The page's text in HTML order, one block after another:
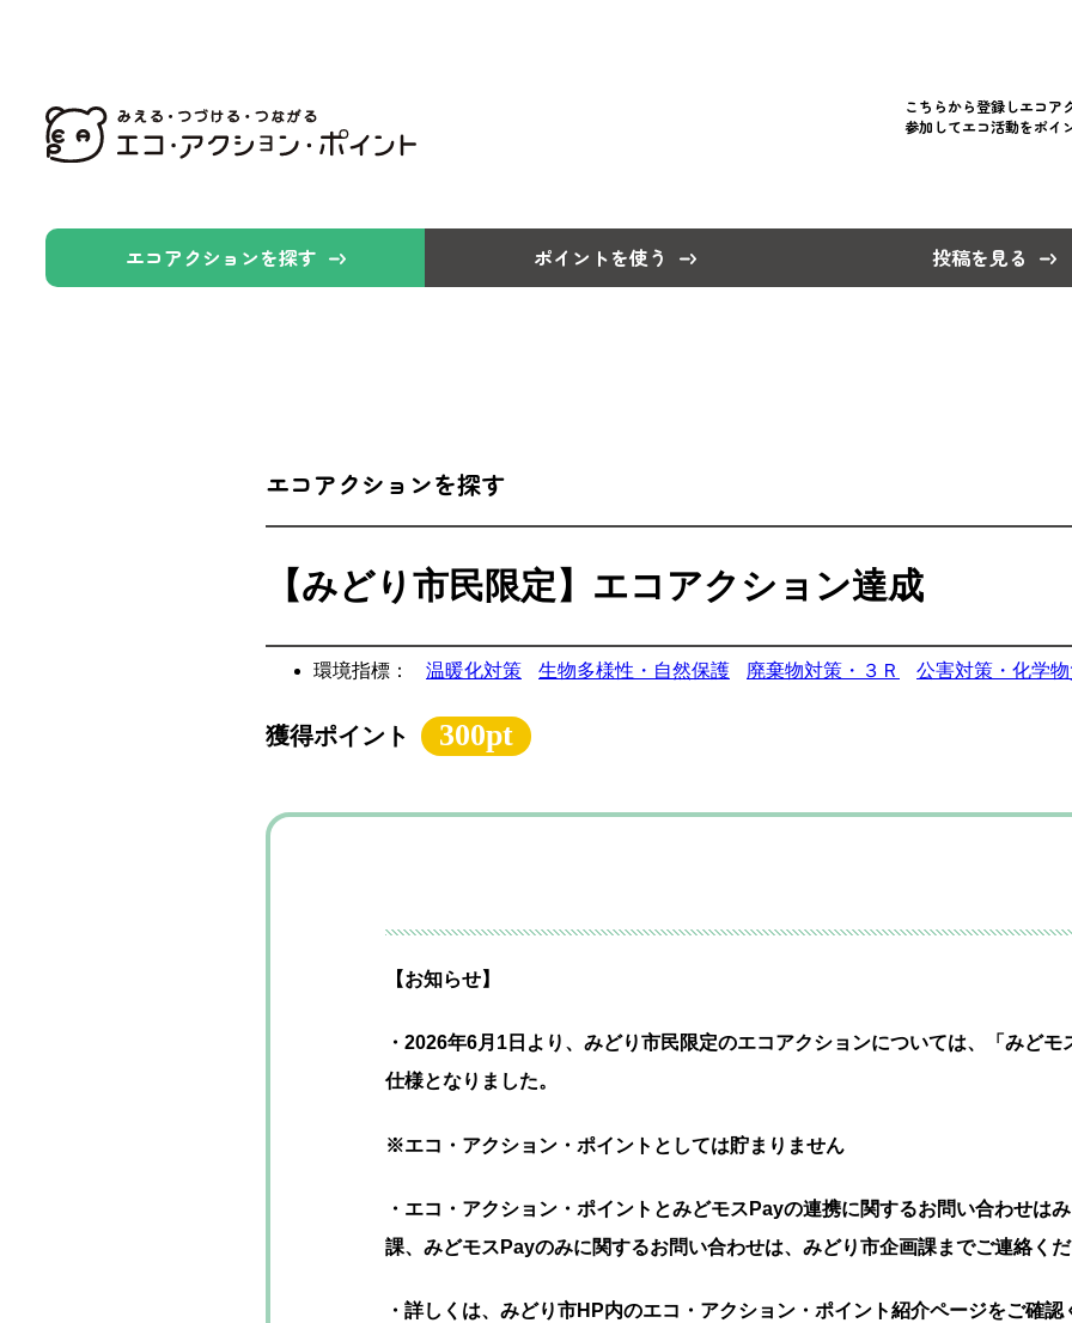
こちらから登録しエコア
参加してエコ活動をポイ
エコアクションを探す ポイントを使う 投稿を見る
エコアクションを探す
【みどり市民限定】エコアクション達成
環境指標： 温暖化対策 生物多様性・自然保護 廃棄物対策・３Ｒ 公害対策・化学
獲得ポイント 300pt
【お知らせ】
・2026年6月1日より、みどり市民限定のエコアクションについては、「みどモ
仕様となりました。
※エコ・アクション・ポイントとしては貯まりません
・エコ・アクション・ポイントとみどモスPayの連携に関するお問い合わせは
課、みどモスPayのみに関するお問い合わせは、みどり市企画課までご連絡く
・詳しくは、みどり市HP内のエコ・アクション・ポイント紹介ページをご確認